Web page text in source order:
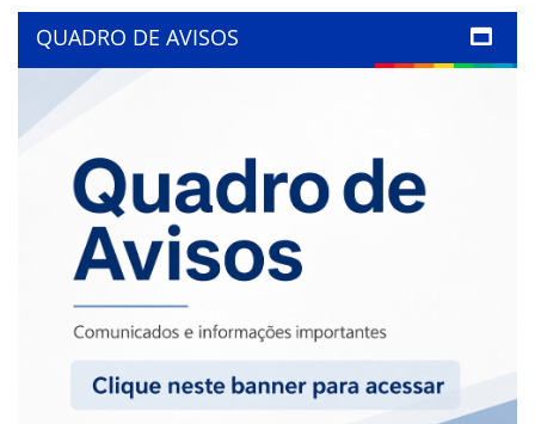
QUADRO DE AVISOS